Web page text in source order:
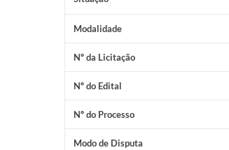
Modalidade
Nº da Licitação
Nº do Edital
Nº do Processo
Modo de Disputa